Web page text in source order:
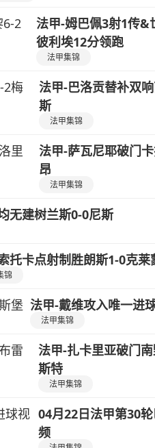
法甲-姆巴佩3射1传&
彼利埃12分领跑
法甲集锦
法甲-巴洛贡替补双
斯
法甲集锦
法甲-萨瓦尼耶破门
昂
法甲集锦
无建树兰斯0-0尼斯
托卡点射制胜朗斯1-0克莱
锦
法甲-戴维攻入唯一进
法甲集锦
法甲-扎卡里亚破门
斯特
法甲集锦
04月22日法甲第30
频